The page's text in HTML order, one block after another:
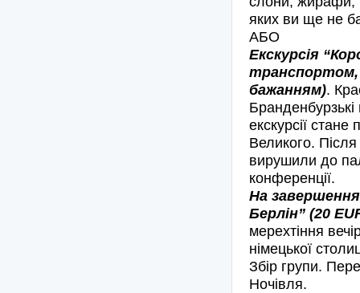
яких ви ще не
АБО
Екскурсія
транспортом,
бажанням).
Бранденбурзькі
екскурсії
Великого.
вирушили до
конференції.
На завершення
Берлін” (20
мерехтіння
німецької
Збір групи.
Ночівля.